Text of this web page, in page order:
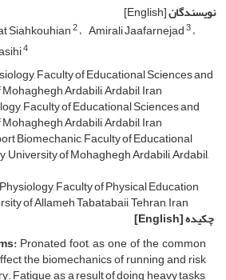
نویسندگان[English]
Siahkouhian2 Amirali Jaafarnejad3
4
Faculty of Educational Sciences and
Ardabili, Ardabil, Iran
Faculty of Educational Sciences and
Ardabili, Ardabil, Iran
Biomechanic, Faculty of Educational
University of Mohaghegh Ardabili, Ardabil,
Faculty of Physical Education
of Allameh Tabatabaii, Tehran, Iran
چکیده[English]
Pronated foot, as one of the common
the biomechanics of running and risk